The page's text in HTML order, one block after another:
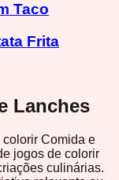
Taco
Frita
Lanches
Comida e
jogos de colorir
culinárias.